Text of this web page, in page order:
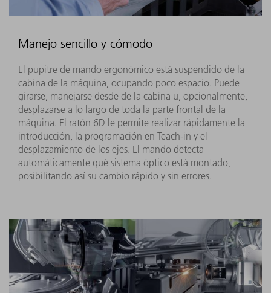
Manejo sencillo y cómodo
El pupitre de mando ergonómico está suspendido de la
cabina de la máquina, ocupando poco espacio. Puede
girarse, manejarse desde de la cabina u, opcionalmente,
desplazarse a lo largo de toda la parte frontal de la
máquina. El ratón 6D le permite realizar rápidamente la
introducción, la programación en Teach-in y el
desplazamiento de los ejes. El mando detecta
automáticamente qué sistema óptico está montado,
posibilitando así su cambio rápido y sin errores.